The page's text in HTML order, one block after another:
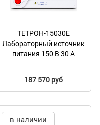
ТЕТРОН-15030Е
Лабораторный источник
питания 150 В 30 А
187 570 руб
в наличии